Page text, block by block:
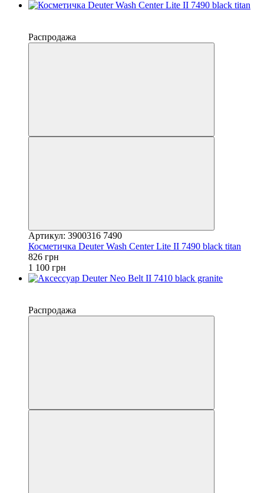
Распродажа
Артикул: 3900316 7490
Косметичка Deuter Wash Center Lite II 7490 black titan
826 грн
1 100 грн
Распродажа